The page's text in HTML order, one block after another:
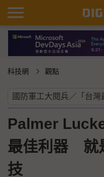
科技網 觀點
Palmer
最佳利器 就
技